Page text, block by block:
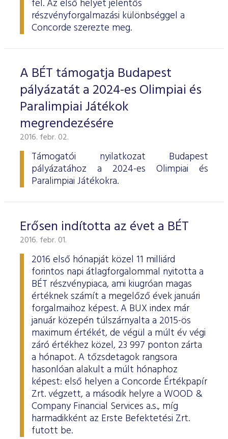
ESG Útmutató
fel. Az első helyet jelentős
részvényforgalmazási különbséggel a
Concorde szerezte meg.
A BÉT támogatja Budapest
pályázatát a 2024-es Olimpiai és
Paralimpiai Játékok
megrendezésére
2016. febr. 02.
Támogatói nyilatkozat Budapest
pályázatához a 2024-es Olimpiai és
Paralimpiai Játékokra.
Erősen indította az évet a BÉT
2016. febr. 01.
2016 első hónapját közel 11 milliárd
forintos napi átlagforgalommal nyitotta a
BÉT részvénypiaca, ami kiugróan magas
értéknek számít a megelőző évek januári
forgalmaihoz képest. A BUX index már
január közepén túlszárnyalta a 2015-ös
maximum értékét, de végül a múlt év végi
záró értékhez közel, 23 997 ponton zárta
a hónapot. A tőzsdetagok rangsora
hasonlóan alakult a múlt hónaphoz
képest: első helyen a Concorde Értékpapír
Zrt. végzett, a második helyre a WOOD &
Company Financial Services a.s., míg
harmadikként az Erste Befektetési Zrt.
futott be.